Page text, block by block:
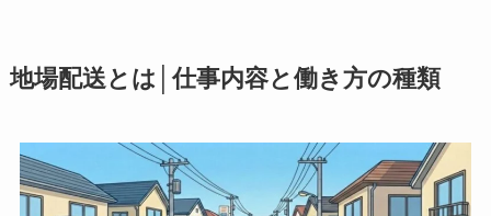
地場配送とは│仕事内容と働き方の種類